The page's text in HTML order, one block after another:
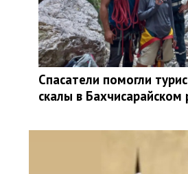
Спасатели помогли
скалы в Бахчисарайском